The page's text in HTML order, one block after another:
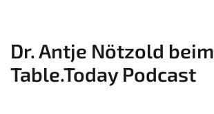
Dr. Antje Nötzold beim
Table.Today Podcast